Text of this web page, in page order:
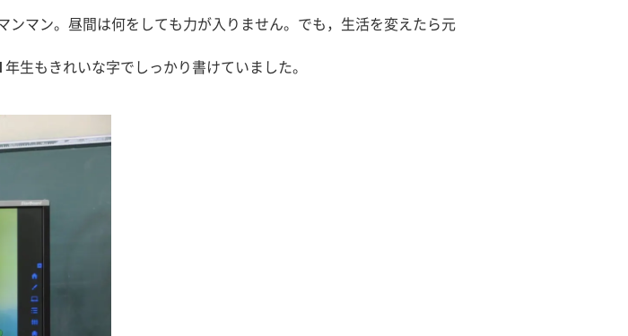
マン。昼間は何をしても力が入りません。でも，生活を変えたら元
生もきれいな字でしっかり書けていました。